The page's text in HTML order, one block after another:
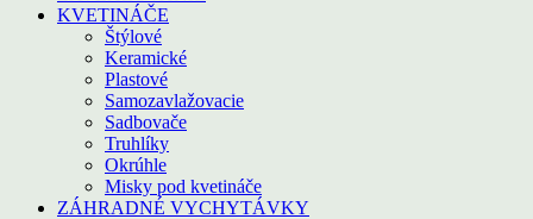
KVETINÁČE
Štýlové
Keramické
Plastové
Samozavlažovacie
Sadbovače
Truhlíky
Okrúhle
Misky pod kvetináče
ZÁHRADNÉ VYCHYTÁVKY